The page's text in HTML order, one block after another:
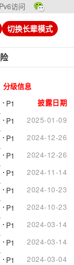
访问
切换长辈模式
分级信息
披露日期
版）
P1
2025-01-09
险
P1
2024-12-26
保险
P1
2024-12-26
保险
P1
2024-11-14
版）
P1
2024-10-23
故保险
P1
2024-10-23
版）
P1
2024-03-14
保险
P1
2024-03-14
险
P1
2024-03-04
P1